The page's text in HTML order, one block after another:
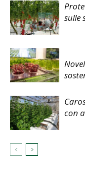
sulle
con